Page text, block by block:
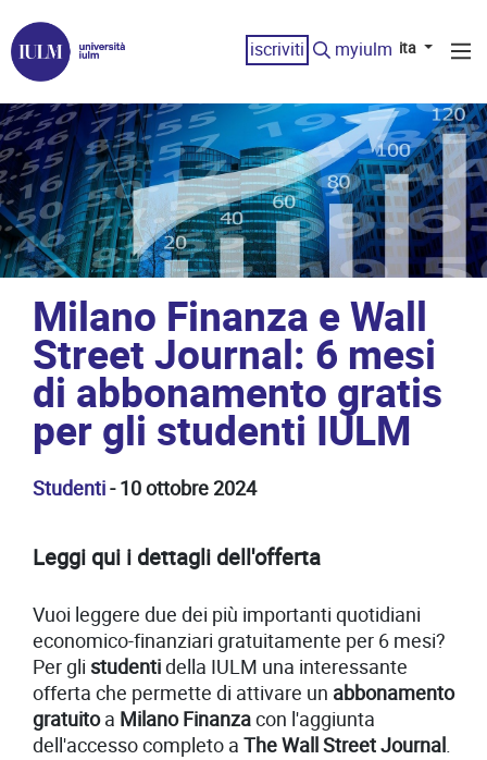
iscriviti myiulm ita
Milano Finanza e Wall
Street Journal: 6 mesi
di abbonamento gratis
per gli studenti IULM
Studenti- 10 ottobre 2024
Leggi qui i dettagli dell'offerta
Vuoi leggere due dei più importanti quotidiani
economico-finanziari gratuitamente per 6 mesi?
Per gli studentidella IULM una interessante
offerta che permette di attivare un abbonamento
gratuitoa Milano Finanzacon l'aggiunta
dell'accesso completo a The Wall Street Journal.